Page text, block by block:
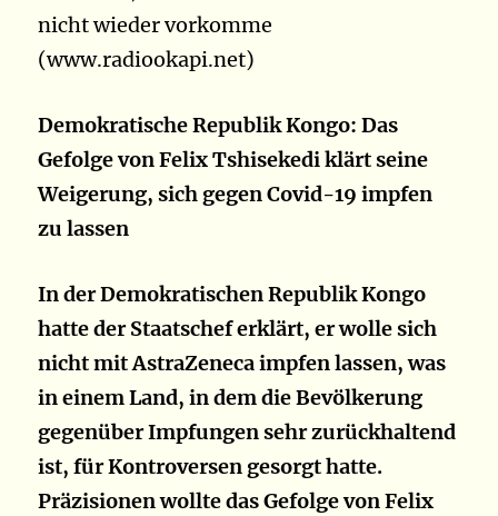
nicht wieder vorkomme
(www.radiookapi.net)
Demokratische Republik Kongo: Das
Gefolge von Felix Tshisekedi klärt seine
Weigerung, sich gegen Covid-19 impfen
zu lassen
In der Demokratischen Republik Kongo
hatte der Staatschef erklärt, er wolle sich
nicht mit AstraZeneca impfen lassen, was
in einem Land, in dem die Bevölkerung
gegenüber Impfungen sehr zurückhaltend
ist, für Kontroversen gesorgt hatte.
Präzisionen wollte das Gefolge von Felix